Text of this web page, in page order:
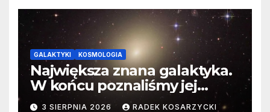
GALAKTYKI KOSMOLOGIA
Największa znana galaktyka.
W końcu poznaliśmy jej
faktyczne wymiary
3 SIERPNIA 2026 RADEK KOSARZYCKI